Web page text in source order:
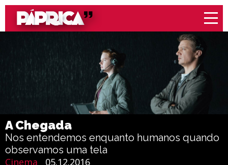
A Chegada
Nos entendemos enquanto humanos quando
observamos uma tela
Cinema
05.12.2016